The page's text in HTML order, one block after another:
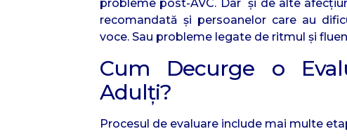
probleme post-AVC. Dar și de alte
recomandată și persoanelor care au
voce. Sau probleme legate de ritmul și
Cum Decurge o
Adulți?
Procesul de evaluare include mai multe